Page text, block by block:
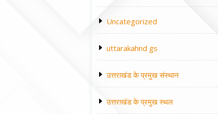
Uncategorized
uttarakahnd gs
उत्तराखंड के प्रमुख संस्थान
उत्तराखंड के प्रमुख स्थल